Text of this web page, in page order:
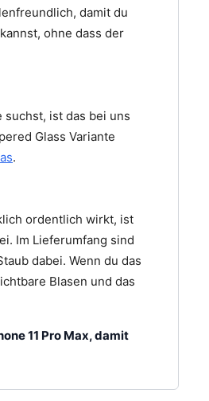
damit du
ohne dass der
ist das bei uns
Glass Variante
.
ordentlich wirkt, ist
Im Lieferumfang sind
dabei. Wenn du das
Blasen und das
11 Pro Max, damit